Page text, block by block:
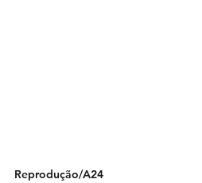
Reprodução/A24